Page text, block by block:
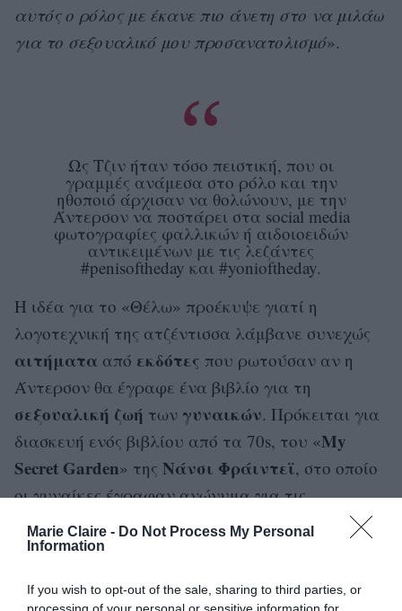
Marie Claire - Do Not Process My Personal
Information
If you wish to opt-out of the sale, sharing to third parties, or
processing of your personal or sensitive information for
αυτός ο ρόλος με έκανε πιο άνετη στο να μιλάω
για το σεξουαλικό μου προσανατολισμό».
Ως Τζιν ήταν τόσο πειστική, που οι
γραμμές ανάμεσα στο ρόλο και την
ηθοποιό άρχισαν να θολώνουν, με την
Άντερσον να ποστάρει στα social media
φωτογραφίες φαλλικών ή αιδοιοειδών
αντικειμένων με τις λεζάντες
#penisoftheday και #yonioftheday.
Η ιδέα για το «Θέλω» προέκυψε γιατί η
λογοτεχνική της ατζέντισσα λάμβανε συνεχώς
αιτήματα από εκδότες που ρωτούσαν αν η
Άντερσον θα έγραφε ένα βιβλίο για τη
σεξουαλική ζωή των γυναικών. Πρόκειται για
διασκευή ενός βιβλίου από τα 70s, του «My
Secret Garden» της Νάνσι Φράιντεϊ, στο οποίο
οι γυναίκες έγραφαν ανώνυμα για τις
σεξουαλικές τους επιθυμίες.
Λίγο καιρό μετά, η οικογένεια μετακόμισε στο